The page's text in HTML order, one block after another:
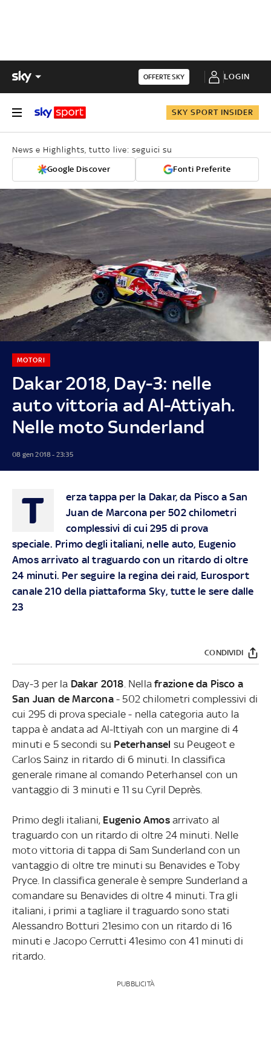
OFFERTE SKY LOGIN
SKY SPORT INSIDER
News e Highlights, tutto live: seguici su
Google Discover Fonti Preferite
Dakar 2018, Day-3: nelle
auto vittoria ad Al-Attiyah.
Nelle moto Sunderland
MOTORI
08 gen 2018 - 23:35
T
erza tappa per la Dakar, da Pisco a San
Juan de Marcona per 502 chilometri
complessivi di cui 295 di prova
speciale. Primo degli italiani, nelle auto, Eugenio
Amos arrivato al traguardo con un ritardo di oltre
24 minuti. Per seguire la regina dei raid, Eurosport
canale 210 della piattaforma Sky, tutte le sere dalle
23
CONDIVIDI
Day-3 per la Dakar 2018 . Nellafrazione da Pisco a
San Juan de Marcona- 502 chilometri complessivi di
cui 295 di prova speciale - nella categoria auto la
tappa è andata ad Al-Ittiyah con un margine di 4
minuti e 5 secondi su Peterhansel su Peugeot e
Carlos Sainz in ritardo di 6 minuti. In classifica
generale rimane al comando Peterhansel con un
vantaggio di 3 minuti e 11 su Cyril Deprès.
Primo degli italiani, Eugenio Amosarrivato al
traguardo con un ritardo di oltre 24 minuti. Nelle
moto vittoria di tappa di Sam Sunderland con un
vantaggio di oltre tre minuti su Benavides e Toby
Pryce. In classifica generale è sempre Sunderland a
comandare su Benavides di oltre 4 minuti. Tra gli
italiani, i primi a tagliare il traguardo sono stati
Alessandro Botturi 21esimo con un ritardo di 16
minuti e Jacopo Cerrutti 41esimo con 41 minuti di
ritardo.
PUBBLICITÀ